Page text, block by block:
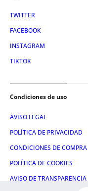
TWITTER
FACEBOOK
INSTAGRAM
TIKTOK
Condiciones de uso
AVISO LEGAL
POLÍTICA DE PRIVACIDAD
CONDICIONES DE COMPRA
POLÍTICA DE COOKIES
AVISO DE TRANSPARENCIA